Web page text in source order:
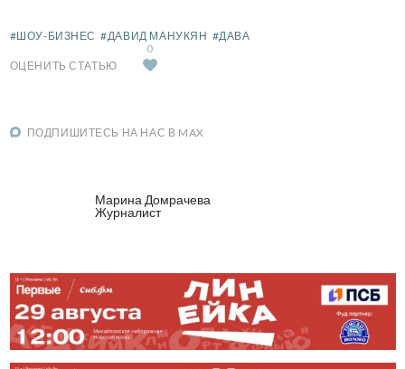
#ШОУ-БИЗНЕС #ДАВИД МАНУКЯН #ДАВА
ОЦЕНИТЬ СТАТЬЮ
0
ПОДПИШИТЕСЬ НА НАС В MAX
Марина Домрачева
Журналист